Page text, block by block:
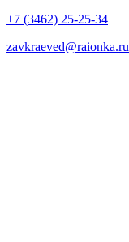
+7 (3462) 25-25-34
zavkraeved@raionka.ru